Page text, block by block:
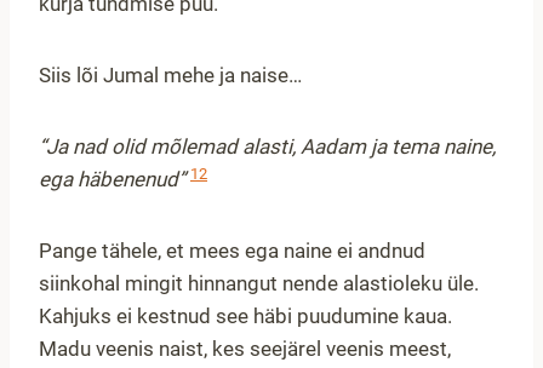
Siis lõi Jumal mehe ja naise…
“Ja nad olid mõlemad alasti, Aadam ja tema naine,
ega häbenenud” 12
Pange tähele, et mees ega naine ei andnud
siinkohal mingit hinnangut nende alastioleku üle.
Kahjuks ei kestnud see häbi puudumine kaua.
Madu veenis naist, kes seejärel veenis meest,